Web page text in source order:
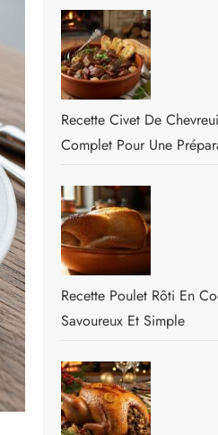
Recette Civet De
Complet Pour Une
Recette Poulet Rôti En
Savoureux Et Simple